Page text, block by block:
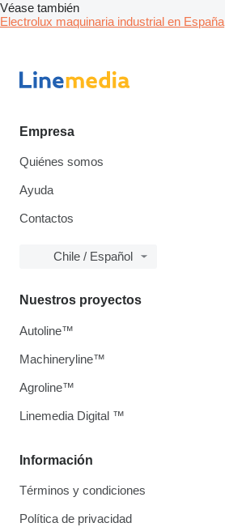
Véase también
Electrolux maquinaria industrial en España
Empresa
Quiénes somos
Ayuda
Contactos
Chile / Español
Información
Términos y condiciones
Política de privacidad
Nuestros proyectos
Autoline™
Machineryline™
Agroline™
Linemedia Digital ™